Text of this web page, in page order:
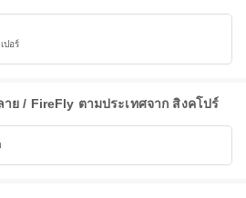
ปอร์
ย / FireFly ตามประเทศจาก สิงคโปร์